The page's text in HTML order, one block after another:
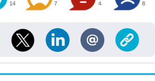
14 7 4 8